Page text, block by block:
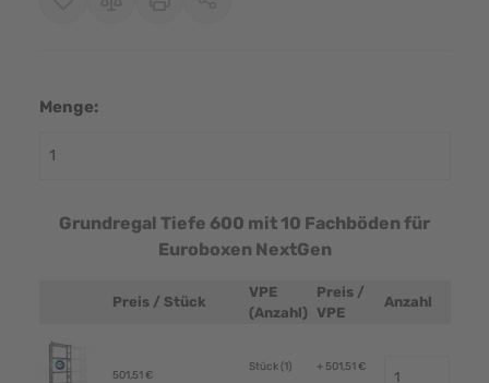
Menge:
Grundregal Tiefe 600 mit 10 Fachböden für
Euroboxen NextGen
Produktbild
Preis / Stück
VPE
(Anzahl)
Preis /
VPE
Anzahl
501,51 €
Stück (1) + 501,51 €